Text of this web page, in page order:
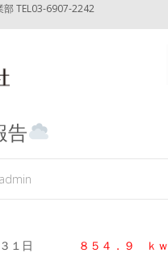
部 TEL03-6907-2242
告
admin
１日
８５４．９ ｋｗ